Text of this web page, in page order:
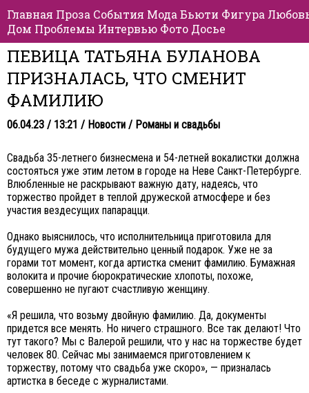
Главная Проза События Мода Бьюти Фигура
Дом Проблемы Интервью Фото Досье
ПЕВИЦА ТАТЬЯНА БУЛАНОВА
ПРИЗНАЛАСЬ, ЧТО СМЕНИТ
ФАМИЛИЮ
06.04.23 / 13:21 / Новости / Романы и свадьбы
Свадьба 35-летнего бизнесмена и 54-летней вокалистки должна
состояться уже этим летом в городе на Неве Санкт-Петербурге.
Влюбленные не раскрывают важную дату, надеясь, что
торжество пройдет в теплой дружеской атмосфере и без
участия вездесущих папарацци.
Однако выяснилось, что исполнительница приготовила для
будущего мужа действительно ценный подарок. Уже не за
горами тот момент, когда артистка сменит фамилию. Бумажная
волокита и прочие бюрократические хлопоты, похоже,
совершенно не пугают счастливую женщину.
«Я решила, что возьму двойную фамилию. Да, документы
придется все менять. Но ничего страшного. Все так делают! Что
тут такого? Мы с Валерой решили, что у нас на торжестве будет
человек 80. Сейчас мы занимаемся приготовлением к
торжеству, потому что свадьба уже скоро», — призналась
артистка в беседе с журналистами.